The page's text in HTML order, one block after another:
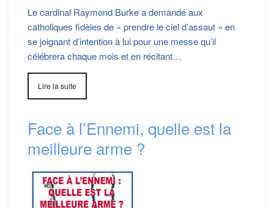
Le cardinal Raymond Burke a demandé aux
catholiques fidèles de « prendre le ciel d’assaut » en
se joignant d’intention à lui pour une messe qu’il
célébrera chaque mois et en récitant…
Lire la suite
Face à l’Ennemi, quelle est la
meilleure arme ?